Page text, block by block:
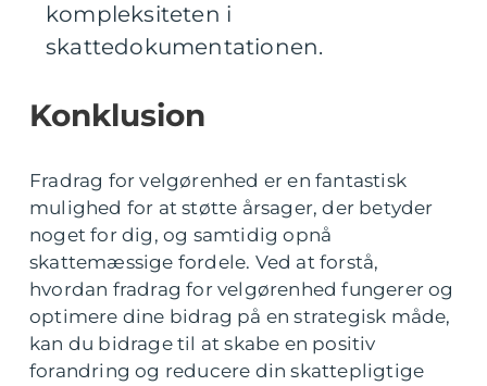
kompleksiteten i
skattedokumentationen.
Konklusion
Fradrag for velgørenhed er en fantastisk
mulighed for at støtte årsager, der betyder
noget for dig, og samtidig opnå
skattemæssige fordele. Ved at forstå,
hvordan fradrag for velgørenhed fungerer og
optimere dine bidrag på en strategisk måde,
kan du bidrage til at skabe en positiv
forandring og reducere din skattepligtige